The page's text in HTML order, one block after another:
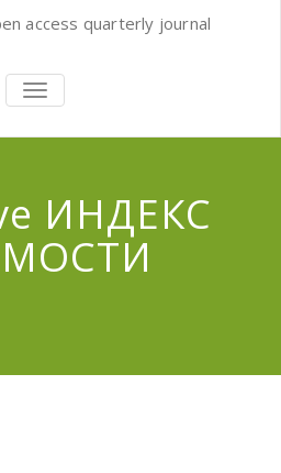
access quarterly journal
TOGGLE
NAVIGATION
ИНДЕКС